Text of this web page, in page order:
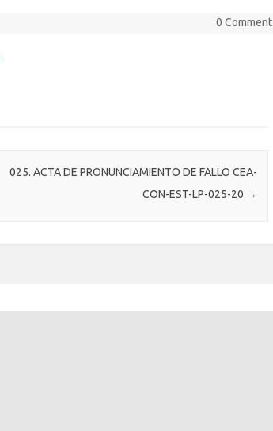
0 Comment
025. ACTA DE PRONUNCIAMIENTO DE FALLO CEA-
CON-EST-LP-025-20 →